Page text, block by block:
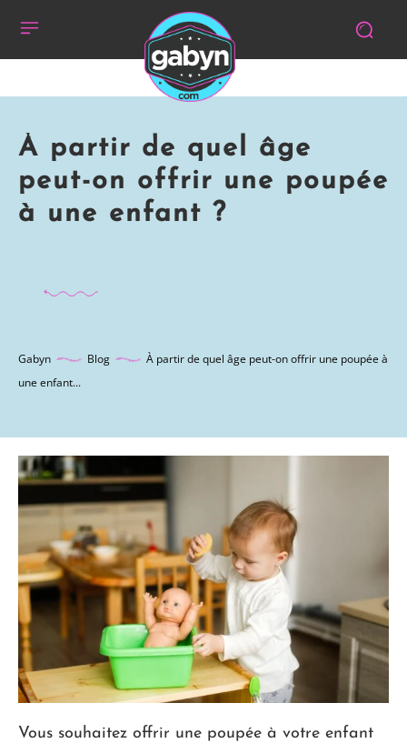
À partir de quel âge
peut-on offrir une poupée
à une enfant ?
Gabyn Blog
À partir de quel âge peut-on offrir une poupée à
une enfant...
Vous souhaitez offrir une poupée à votre enfant